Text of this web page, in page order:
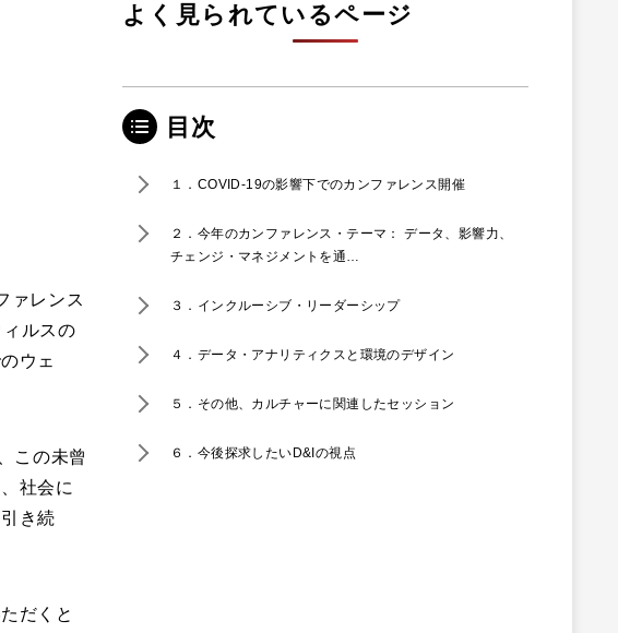
ァレンス
ルスの
ウェ
この未曾
社会に
き続
だくと
よく見られているページ
目次
１．COVID-19の影響下でのカンファレンス開催
２．今年のカンファレンス・テーマ： データ、影響力、
チェンジ・マネジメントを通…
３．インクルーシブ・リーダーシップ
４．データ・アナリティクスと環境のデザイン
５．その他、カルチャーに関連したセッション
６．今後探求したいD&Iの視点